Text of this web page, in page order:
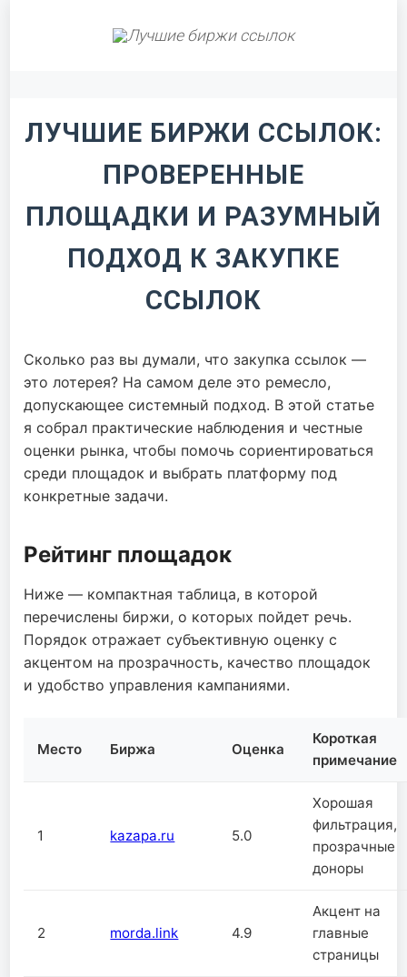
Лучшие биржи ссылок
ЛУЧШИЕ БИРЖИ ССЫЛОК:
ПРОВЕРЕННЫЕ
ПЛОЩАДКИ И РАЗУМНЫЙ
ПОДХОД К ЗАКУПКЕ
ССЫЛОК
Сколько раз вы думали, что закупка ссылок —
это лотерея? На самом деле это ремесло,
допускающее системный подход. В этой статье
я собрал практические наблюдения и честные
оценки рынка, чтобы помочь сориентироваться
среди площадок и выбрать платформу под
конкретные задачи.
Рейтинг площадок
Ниже — компактная таблица, в которой
перечислены биржи, о которых пойдет речь.
Порядок отражает субъективную оценку с
акцентом на прозрачность, качество площадок
и удобство управления кампаниями.
Место Биржа Оценка
Короткая
примечание
1 kazapa.ru 5.0
Хорошая
фильтрация,
прозрачные
доноры
2 morda.link 4.9
Акцент на
главные
страницы